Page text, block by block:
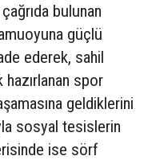
bulunan
güçlü
ederek, sahil
spor
geldiklerini
sosyal tesislerin
ise sörf